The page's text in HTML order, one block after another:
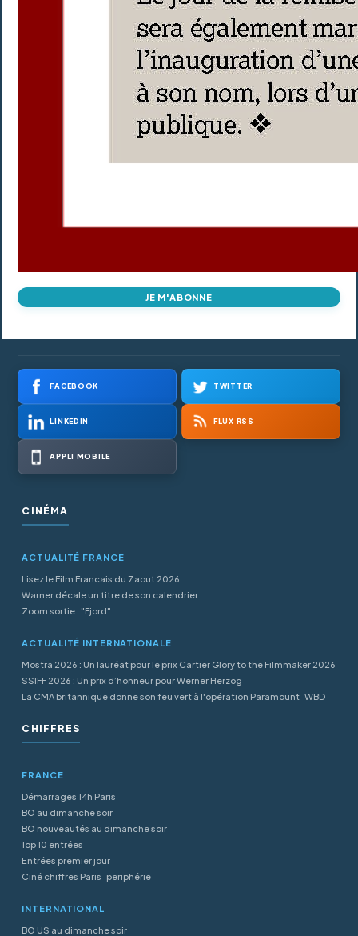
JE M'ABONNE
FACEBOOK TWITTER
LINKEDIN FLUX RSS
APPLI MOBILE
CINÉMA
ACTUALITÉ FRANCE
Lisez le Film Francais du 7 aout 2026
Warner décale un titre de son calendrier
Zoom sortie : "Fjord"
ACTUALITÉ INTERNATIONALE
Mostra 2026 : Un lauréat pour le prix Cartier Glory to the Filmmaker 2026
SSIFF 2026 : Un prix d’honneur pour Werner Herzog
La CMA britannique donne son feu vert à l'opération Paramount-WBD
CHIFFRES
FRANCE
Démarrages 14h Paris
BO au dimanche soir
BO nouveautés au dimanche soir
Top 10 entrées
Entrées premier jour
Ciné chiffres Paris-periphérie
INTERNATIONAL
BO US au dimanche soir